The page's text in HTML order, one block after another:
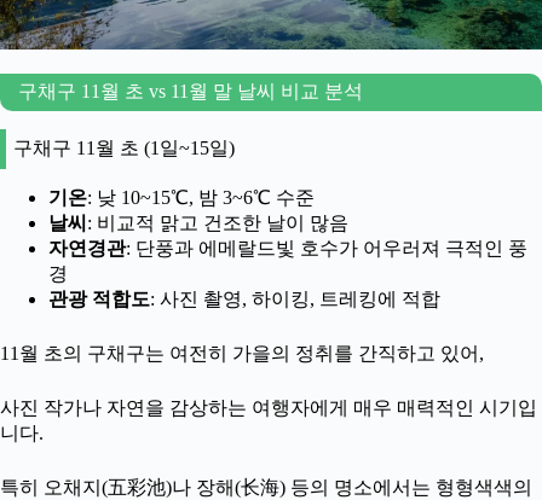
구채구 11월 초 vs 11월 말 날씨 비교 분석
구채구 11월 초 (1일~15일)
기온: 낮 10~15℃, 밤 3~6℃ 수준
날씨 : 비교적 맑고 건조한 날이 많음
자연경관: 단풍과 에메랄드빛 호수가 어우러져 극적인 풍
경
관광 적합도: 사진 촬영, 하이킹, 트레킹에 적합
11월 초의 구채구는 여전히 가을의 정취를 간직하고 있어,
사진 작가나 자연을 감상하는 여행자에게 매우 매력적인 시기입
니다.
특히 오채지(五彩池)나 장해(长海) 등의 명소에서는 형형색색의